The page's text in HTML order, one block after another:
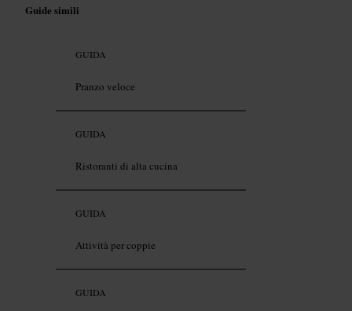
Guide simili
GUIDA
Pranzo veloce
GUIDA
Ristoranti di alta cucina
GUIDA
Attività per coppie
GUIDA